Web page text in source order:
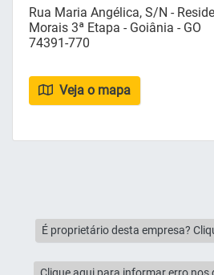
Rua Maria Angélica, S/N -
Morais 3ª Etapa - Goiânia - GO
74391-770
Veja o mapa
É proprietário desta empresa?